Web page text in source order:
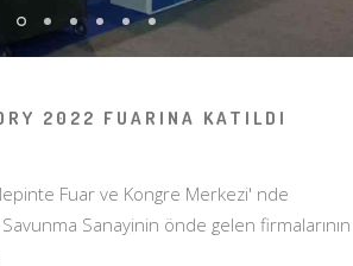
2022 FUARINA KATILDI
Fuar ve Kongre Merkezi' nde
Sanayinin önde gelen firmalarının